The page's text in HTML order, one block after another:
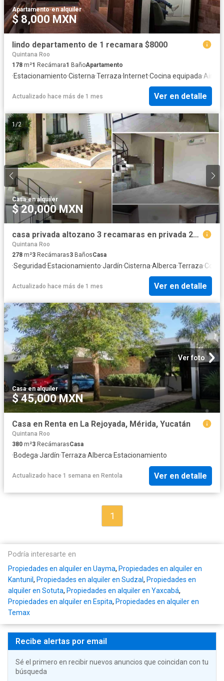
Apartamento·en alquiler
$ 8,000 MXN
lindo departamento de 1 recamara $8000
Quintana Roo
178 m²1 Recámara1 BañoApartamento
·Estacionamiento·Cisterna·Terraza· Internet·Cocina equipada·Aire
Actualizado hace más de 1 mes Ver en detalle
1/2
Casa·en alquiler
$ 20,000 MXN
casa privada altozano 3 recamaras en privada 20mil renta
Quintana Roo
278 m²3 Recámaras3 BañosCasa
·Seguridad·Estacionamiento·Jardín·Cisterna·Alberca·Terraza·
Actualizado hace más de 1 mes Ver en detalle
Ver foto
Casa·en alquiler
$ 45,000 MXN
Casa en Renta en La Rejoyada, Mérida, Yucatán
Quintana Roo
380 m²3 RecámarasCasa
·Bodega·Jardín·Terraza·Alberca·Estacionamiento
Actualizado hace 1 semana en Rentola Ver en detalle
1
Podría interesarte en
Propiedades en alquiler en Uayma, Propiedades en alquiler en
Kantunil , Propiedades en alquiler en Sudzal , Propiedades en
alquiler en Sotuta, Propiedades en alquiler en Yaxcabá,
Propiedades en alquiler en Espita, Propiedades en alquiler en
Temax
Recibe alertas por email
Sé el primero en recibir nuevos anuncios que coincidan con tu
búsqueda